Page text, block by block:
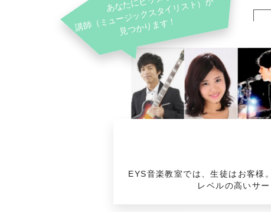
EYS音楽教室では、生徒はお客様
レベルの高いサ